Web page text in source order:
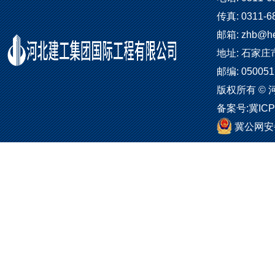
传真: 0311-
邮箱:
地址: 石家庄
邮编: 050051
版权所有 ©
备案号:冀
冀公网